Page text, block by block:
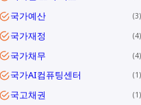
국가예산 3
국가재정 4
국가채무 4
국가AI컴퓨팅센터 1
국고채권 1